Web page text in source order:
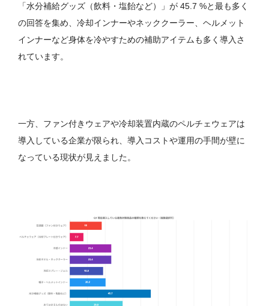
「水分補給グッズ（飲料・塩飴など）」が 45.7 %と最も多く
の回答を集め、冷却インナーやネッククーラー、ヘルメット
インナーなど身体を冷やすための補助アイテムも多く導入さ
れています。
一方、ファン付きウェアや冷却装置内蔵のペルチェウェアは
導入している企業が限られ、導入コストや運用の手間が壁に
なっている現状が見えました。